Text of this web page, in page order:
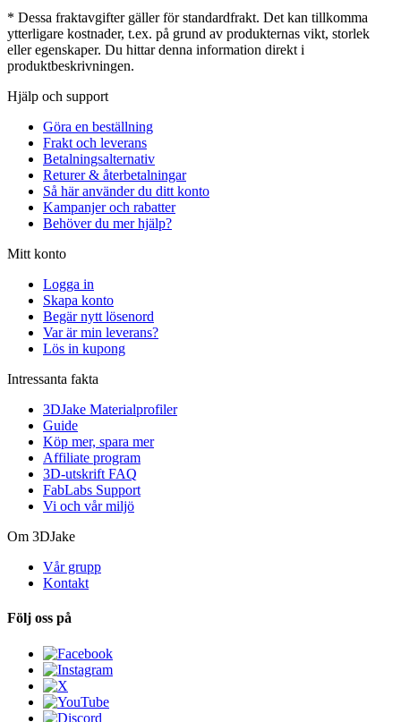
* Dessa fraktavgifter gäller för standardfrakt. Det kan tillkomma
ytterligare kostnader, t.ex. på grund av produkternas vikt, storlek
eller egenskaper. Du hittar denna information direkt i
produktbeskrivningen.
Hjälp och support
Göra en beställning
Frakt och leverans
Betalningsalternativ
Returer & återbetalningar
Så här använder du ditt konto
Kampanjer och rabatter
Behöver du mer hjälp?
Mitt konto
Logga in
Skapa konto
Begär nytt lösenord
Var är min leverans?
Lös in kupong
Intressanta fakta
3DJake Materialprofiler
Guide
Köp mer, spara mer
Affiliate program
3D-utskrift FAQ
FabLabs Support
Vi och vår miljö
Om 3DJake
Vår grupp
Kontakt
Följ oss på